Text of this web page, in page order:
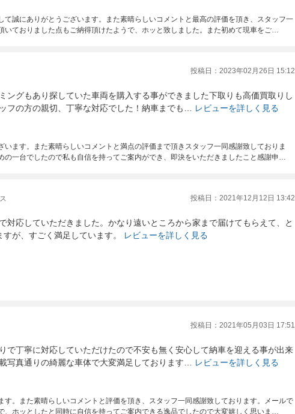
誠にありがとうございます。また素晴らしいコメントと最高の評価を頂き、スタッフ一
いておりました点もご納得頂けたようで、ホッと致しました。また初めて現車をご…
投稿日：2023年02月26日 15:12
ングもあり探していた車両を購入する事ができました下取りも高価買取りし
フの方の親切、丁寧な対応でした！納車までも…
レビューを詳しく見る
ます。また素晴らしいコメントと満点の評価まで頂きスタッフ一同感謝致しておりま
の一台でしたので私も自信を持ってご案内ができ、即決をいただきましたこと感謝申…
投稿日：2021年12月12日 13:42
対応していただきました。かなり遠いところから家まで届けてもらえて、と
が、すごく満足しています。
レビューを詳しく見る
投稿日：2021年05月03日 17:51
で丁寧に対応していただけたので不安も無く安心して納車を迎える事が出来
写真通りの綺麗な車体で大変満足しております…
レビューを詳しく見る
。また素晴らしいコメントと評価を頂き、スタッフ一同感謝致しております。メールで
、ホッとしたと同時に自信を持ってご案内できる逸品でしたので大変嬉しく思いま…